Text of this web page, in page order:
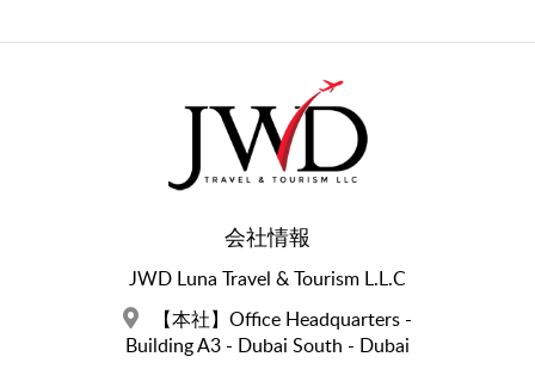
会社情報
JWD Luna Travel & Tourism L.L.C
【本社】Office Headquarters -
Building A3 - Dubai South - Dubai